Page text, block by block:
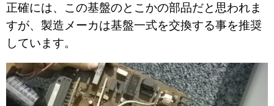
正確には、この基盤のとこかの部品だと思われま
すが、製造メーカは基盤一式を交換する事を推奨
しています。